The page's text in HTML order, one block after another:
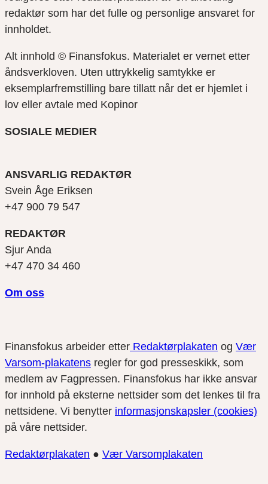
redaktør som har det fulle og personlige ansvaret for
innholdet.
Alt innhold © Finansfokus. Materialet er vernet etter
åndsverkloven. Uten uttrykkelig samtykke er
eksemplarfremstilling bare tillatt når det er hjemlet i
lov eller avtale med Kopinor
SOSIALE MEDIER
ANSVARLIG REDAKTØR
Svein Åge Eriksen
+47 900 79 547
REDAKTØR
Sjur Anda
+47 470 34 460
Om oss
Finansfokus arbeider etter Redaktørplakaten og Vær
Varsom-plakatens regler for god presseskikk, som
medlem av Fagpressen. Finansfokus har ikke ansvar
for innhold på eksterne nettsider som det lenkes til fra
nettsidene. Vi benytter informasjonskapsler (cookies)
på våre nettsider.
Redaktørplakaten ● Vær Varsomplakaten